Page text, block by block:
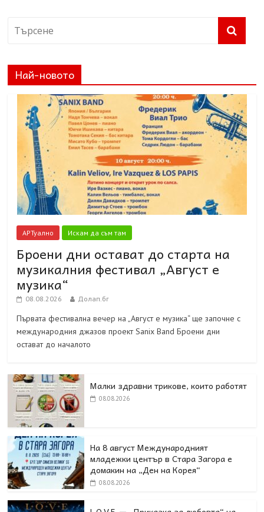
Най-новото
АРТуално Искам да съм там
Броени дни остават до старта на
музикалния фестивал „Август е
музика“
08.08.2026 Долап.бг
Първата фестивална вечер на „Август е музика“ ще започне с
международния джазов проект Sanix Band Броени дни
остават до началото
Малки здравни трикове, които работят
08.08.2026
На 8 август Международният
младежки център в Стара Загора е
домакин на „Ден на Корея“
08.08.2026